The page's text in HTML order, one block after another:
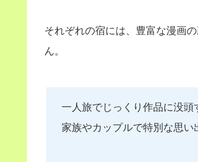
それぞれの宿には、豊富な漫画
ん。
一人旅でじっくり作品に没頭
家族やカップルで特別な思い